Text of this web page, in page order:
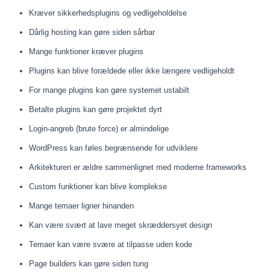
Kræver sikkerhedsplugins og vedligeholdelse
Dårlig hosting kan gøre siden sårbar
Mange funktioner kræver plugins
Plugins kan blive forældede eller ikke længere vedligeholdt
For mange plugins kan gøre systemet ustabilt
Betalte plugins kan gøre projektet dyrt
Login-angreb (brute force) er almindelige
WordPress kan føles begrænsende for udviklere
Arkitekturen er ældre sammenlignet med moderne frameworks
Custom funktioner kan blive komplekse
Mange temaer ligner hinanden
Kan være svært at lave meget skræddersyet design
Temaer kan være svære at tilpasse uden kode
Page builders kan gøre siden tung